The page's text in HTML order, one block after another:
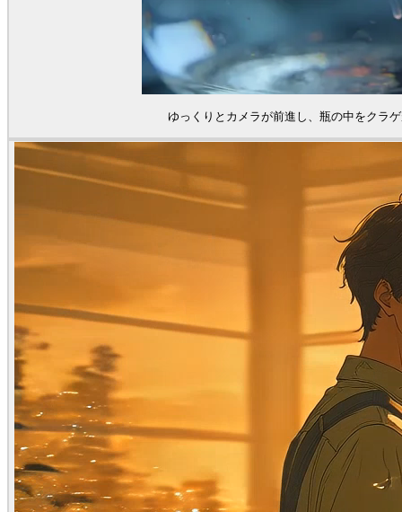
ゆっくりとカメラが前進し、瓶の中をクラ